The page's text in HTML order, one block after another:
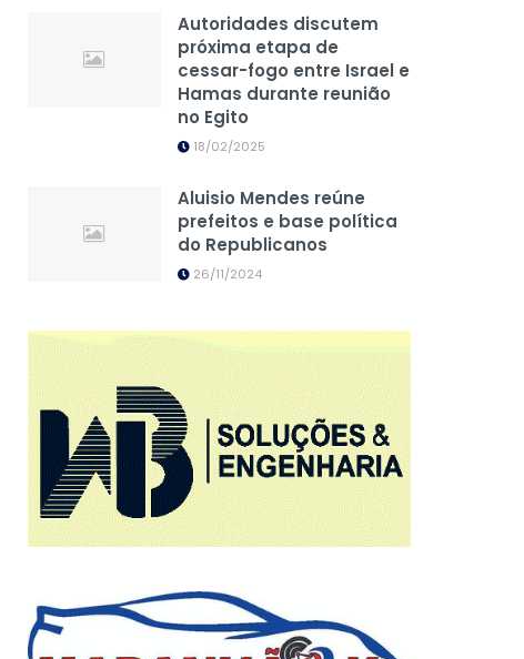
Autoridades discutem
próxima etapa de
cessar-fogo entre Israel e
Hamas durante reunião
no Egito
18/02/2025
Aluisio Mendes reúne
prefeitos e base política
do Republicanos
26/11/2024